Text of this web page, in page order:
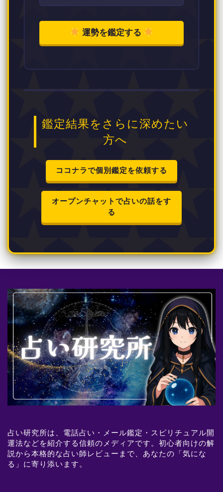
運勢を鑑定する
鑑定結果をさらに深めたい
方へ
ココナラで個別鑑定を依頼する
オープンチャットで占いの話をす
る
占い研究所は、電話占い・メール鑑定・スピリチュアル開
運法などを紹介する信頼のメディアです。初心者向けの解
説から本格的な占い師レビューまで、あなたの「気にな
る」に寄り添います。